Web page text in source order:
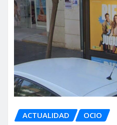
ACTUALIDAD OCIO